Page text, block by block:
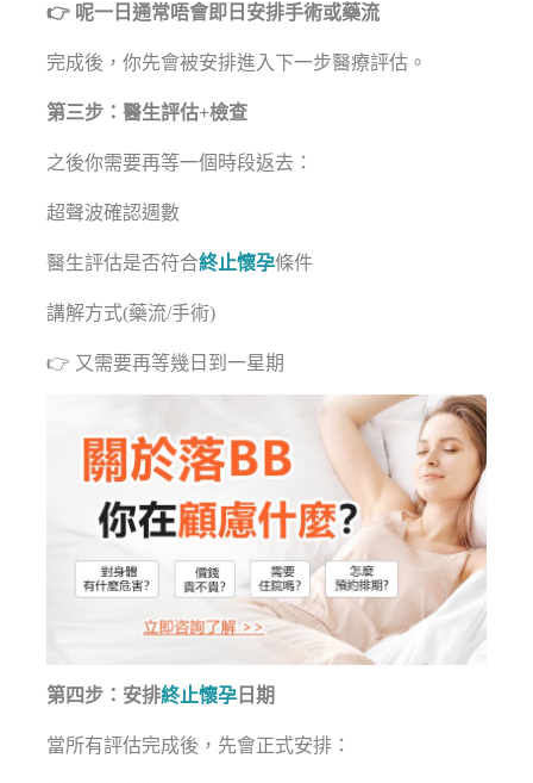
👉 呢一日通常唔會即日安排手術或藥流
完成後，你先會被安排進入下一步醫療評估。
第三步：醫生評估+檢查
之後你需要再等一個時段返去：
超聲波確認週數
醫生評估是否符合終止懷孕條件
講解方式(藥流/手術)
👉 又需要再等幾日到一星期
第四步：安排終止懷孕 日期
當所有評估完成後，先會正式安排：